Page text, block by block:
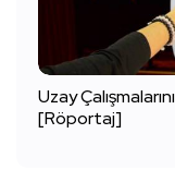
Uzay
[Röportaj]